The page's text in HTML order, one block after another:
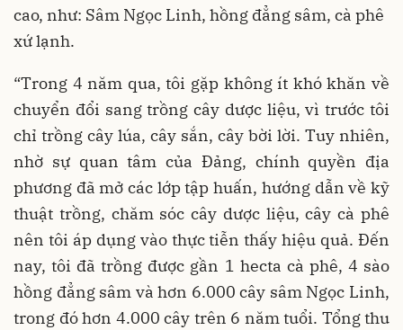
cao, như: Sâm Ngọc Linh, hồng đẳng sâm, cà phê
xứ lạnh.
“Trong 4 năm qua, tôi gặp không ít khó khăn về
chuyển đổi sang trồng cây dược liệu, vì trước tôi
chỉ trồng cây lúa, cây sắn, cây bời lời. Tuy nhiên,
nhờ sự quan tâm của Đảng, chính quyền địa
phương đã mở các lớp tập huấn, hướng dẫn về kỹ
thuật trồng, chăm sóc cây dược liệu, cây cà phê
nên tôi áp dụng vào thực tiễn thấy hiệu quả. Đến
nay, tôi đã trồng được gần 1 hecta cà phê, 4 sào
hồng đẳng sâm và hơn 6.000 cây sâm Ngọc Linh,
trong đó hơn 4.000 cây trên 6 năm tuổi. Tổng thu